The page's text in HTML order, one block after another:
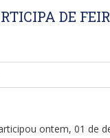
DE
ontem, 01 de